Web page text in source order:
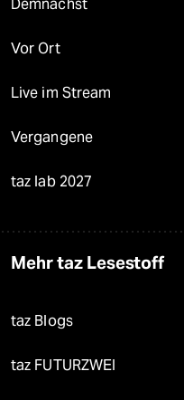
Demnächst
Vor Ort
Live im Stream
Vergangene
taz lab 2027
Mehr taz Lesestoff
taz Blogs
taz FUTURZWEI